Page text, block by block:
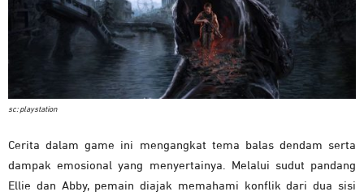
sc: playstation
Cerita dalam game ini mengangkat tema balas dendam serta
dampak emosional yang menyertainya. Melalui sudut pandang
Ellie dan Abby, pemain diajak memahami konflik dari dua sisi